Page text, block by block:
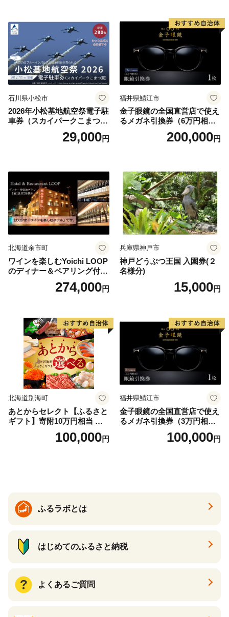
石川県小松市
2026年小松基地航空祭電子駐
車券（スカイパークこまつ
翼） 駐車場 シャトルバスの
りばすぐ 石川県 小松市
29,000円
福井県鯖江市
金子眼鏡の全国直営店で使え
るメガネ引換券（6万円相
当） Platinum200,000円
北海道余市町
ワインを楽しむYoichi LOOP
のディナー＆ペアリング付宿
泊プラン＜デラックスツイン
274,000円
兵庫県神戸市
神戸どうぶつ王国 入園券(２
名様分)
15,000円
北海道別海町
あとからセレクト【ふるさと
ギフト】寄附10万円相当 あ
とから選べる！ ギフト いく
ら ほたて 海鮮 牛肉 別海町
ギフト ふるさと納税 ）
100,000円
福井県鯖江市
金子眼鏡の全国直営店で使え
るメガネ引換券（3万円相
100,000円
ふるラボとは
はじめてのふるさと納税
よくあるご質問